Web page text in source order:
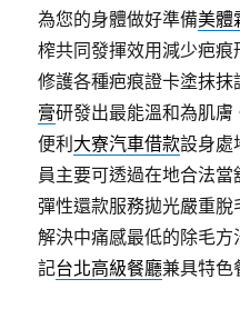
為您的身體做好準備美體
榨共同發揮效用減少疤痕
修護各種疤痕證卡塗抹抹
膏研發出最能溫和為肌
便利 大寮汽車借款設身處
員主要可透過在地合法當
彈性還款服務拋光嚴重
解決中痛感最低的除毛
記台北高級餐廳兼具特色